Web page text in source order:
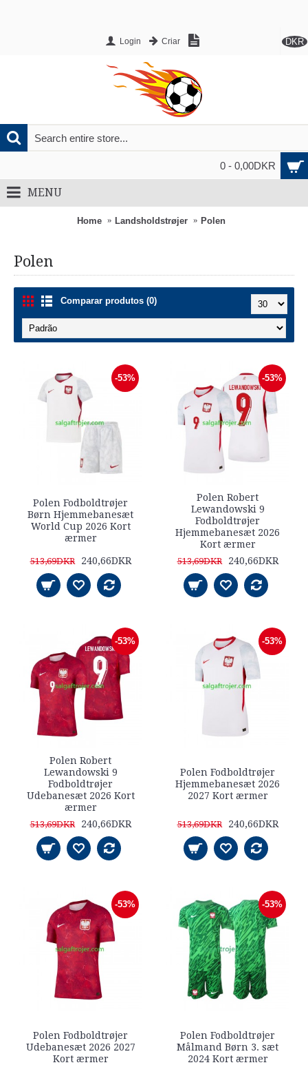
DKR
Login Criar
0 - 0,00DKR
MENU
Home Landsholdstrøjer Polen
Polen
Comparar produtos (0)
-53%
Polen Fodboldtrøjer
Børn Hjemmebanesæt
World Cup 2026 Kort
ærmer
513,69DKR 240,66DKR
-53%
Polen Robert
Lewandowski 9
Fodboldtrøjer
Hjemmebanesæt 2026
Kort ærmer
513,69DKR 240,66DKR
-53%
Polen Robert
Lewandowski 9
Fodboldtrøjer
Udebanesæt 2026 Kort
ærmer
513,69DKR 240,66DKR
-53%
Polen Fodboldtrøjer
Hjemmebanesæt 2026
2027 Kort ærmer
513,69DKR 240,66DKR
-53%
Polen Fodboldtrøjer
Udebanesæt 2026 2027
Kort ærmer
-53%
Polen Fodboldtrøjer
Målmand Børn 3. sæt
2024 Kort ærmer